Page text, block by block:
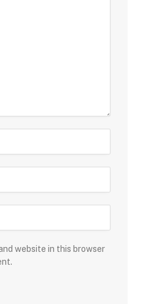
website in this browser